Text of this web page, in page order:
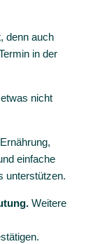
denn auch
in der
nicht
einfache
unterstützen.
Weitere